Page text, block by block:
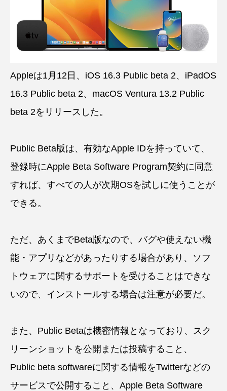
Appleは1月12日、iOS 16.3 Public beta 2、iPadOS
16.3 Public beta 2、macOS Ventura 13.2 Public
beta 2をリリースした。
Public Beta版は、有効なApple IDを持っていて、
登録時にApple Beta Software Program契約に同意
すれば、すべての人が次期OSを試しに使うことが
できる。
ただ、あくまでBeta版なので、バグや使えない機
能・アプリなどがあったりする場合があり、ソフ
トウェアに関するサポートを受けることはできな
いので、インストールする場合は注意が必要だ。
また、Public Betaは機密情報となっており、スク
リーンショットを公開または投稿すること、
Public beta softwareに関する情報をTwitterなどの
サービスで公開すること、Apple Beta Software